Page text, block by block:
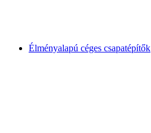
Élményalapú céges csapatépítők